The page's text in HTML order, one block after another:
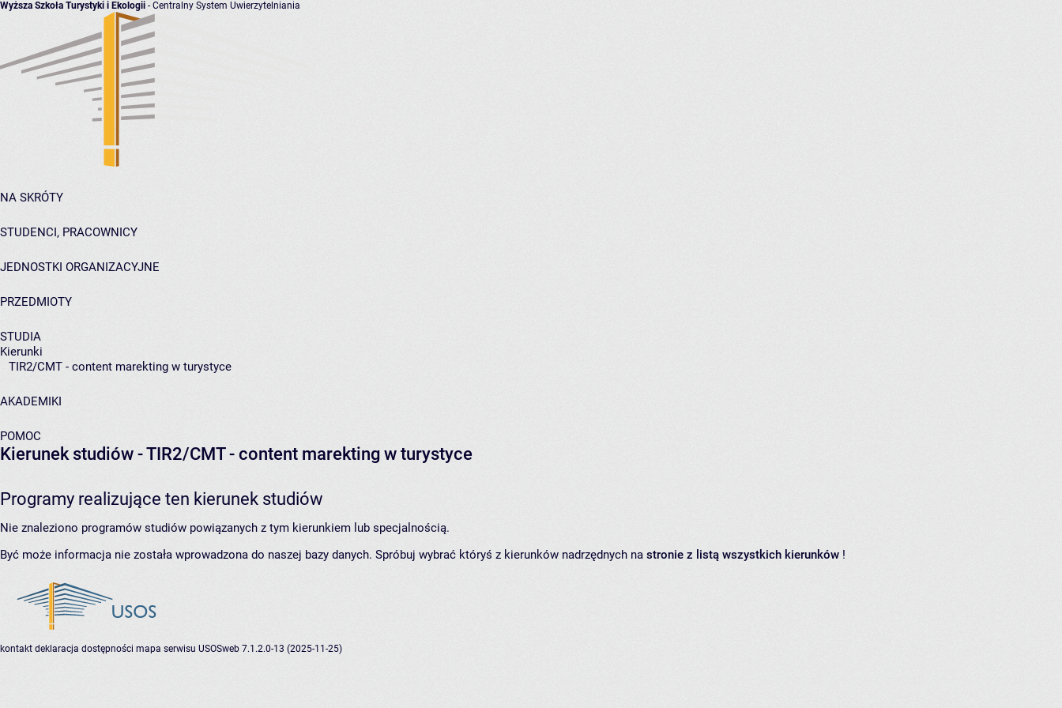
Wyższa Szkoła Turystyki i Ekologii - Centralny System Uwierzytelniania
NA SKRÓTY
STUDENCI, PRACOWNICY
JEDNOSTKI ORGANIZACYJNE
PRZEDMIOTY
STUDIA
Kierunki
TIR2/CMT - content marekting w turystyce
AKADEMIKI
POMOC
Kierunek studiów - TIR2/CMT - content marekting w turystyce
Programy realizujące ten kierunek studiów
Nie znaleziono programów studiów powiązanych z tym kierunkiem lub specjalnością.
Być może informacja nie została wprowadzona do naszej bazy danych. Spróbuj wybrać któryś z kierunków nadrzędnych na stronie z listą wszystkich kierunków !
kontakt deklaracja dostępności mapa serwisu USOSweb 7.1.2.0-13 (2025-11-25)